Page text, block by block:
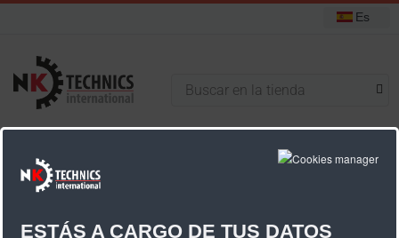
Es
+31 (0) 314 393751
ESTÁS A CARGO DE TUS DATOS